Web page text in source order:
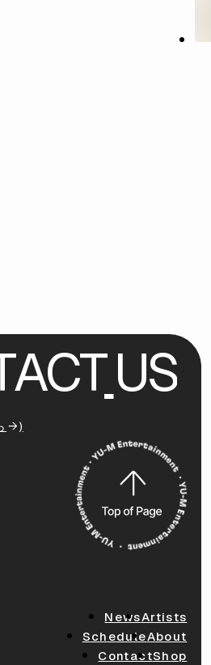
ACT US
)
NewsArtists
ScheduleAbout
ContactShop